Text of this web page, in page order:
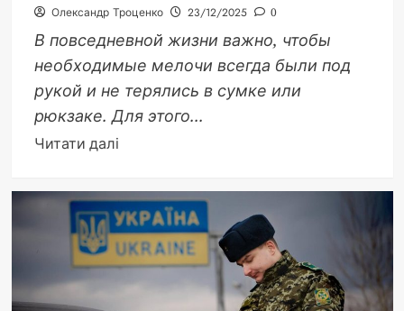
Олександр Троценко 23/12/2025 0
В повседневной жизни важно, чтобы
необходимые мелочи всегда были под
рукой и не терялись в сумке или
рюкзаке. Для этого...
Читати даліДокладніше
EDC
органайзер
как
удобное